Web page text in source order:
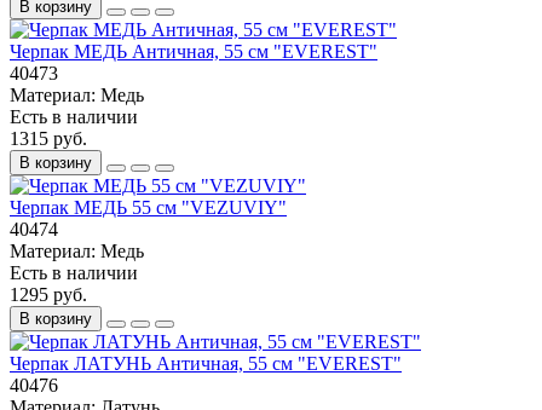
В корзину
Черпак МЕДЬ Античная, 55 см "EVEREST"
40473
Материал: Медь
Есть в наличии
1315 руб.
В корзину
Черпак МЕДЬ 55 см "VEZUVIY"
40474
Материал: Медь
Есть в наличии
1295 руб.
В корзину
Черпак ЛАТУНЬ Античная, 55 см "EVEREST"
40476